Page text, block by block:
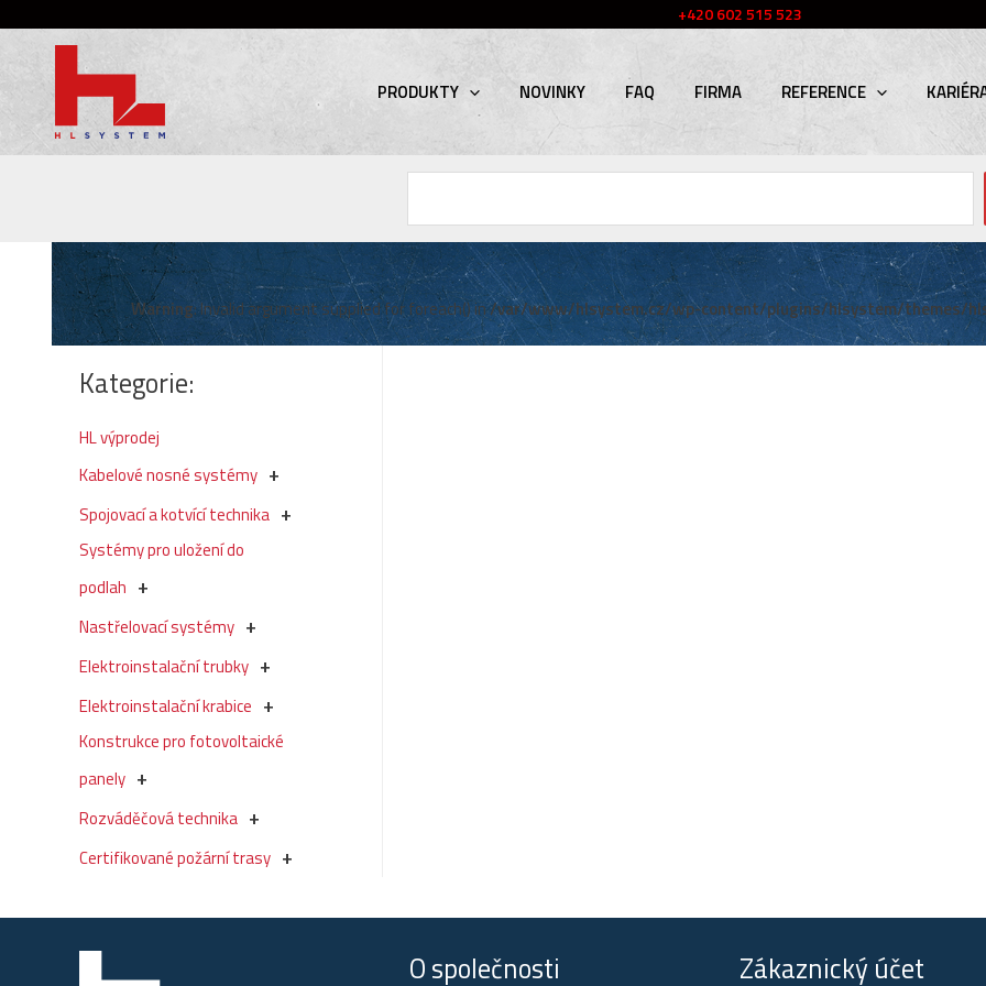
+420 602 515 523
PRODUKTY NOVINKY FAQ FIRMA REFERENCE
Kategorie:
HL výprodej
Kabelové nosné systémy
Spojovací a kotvící technika
Systémy pro uložení do
podlah
Nastřelovací systémy
Elektroinstalační trubky
Elektroinstalační krabice
Konstrukce pro fotovoltaické
panely
Rozváděčová technika
Certifikované požární trasy
Warning: Invalid argument supplied for foreach() in/var/www/hlsystem.cz/wp-content/plugins/hlsystem/themes/
O společnosti Zákaznický účet